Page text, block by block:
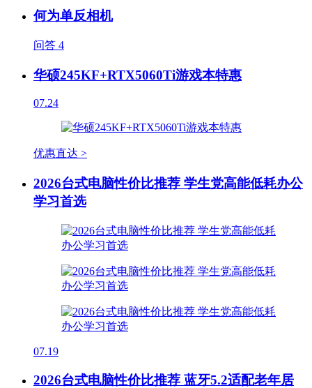
何为单反相机
问答 4
华硕245KF+RTX5060Ti游戏本特惠
07.24
优惠直达 >
2026台式电脑性价比推荐 学生党高能低耗办公
学习首选
07.19
2026台式电脑性价比推荐 蓝牙5.2适配老年居